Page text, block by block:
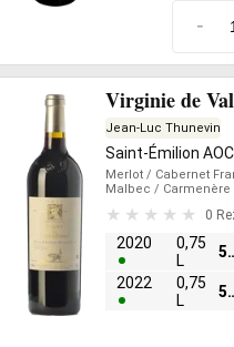
-
Virginie de
Jean-Luc Thunevin
Saint-Émilion
Merlot / Cabernet
Malbec / Carmenère
0
2020
0,75
L
2022
0,75
L